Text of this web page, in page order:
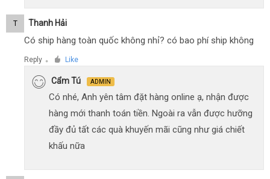
T Thanh Hải
Có ship hàng toàn quốc không nhỉ? có bao phí ship không
Reply ● Like
Cẩm Tú ADMIN
Có nhé, Anh yên tâm đặt hàng online ạ, nhận được
hàng mới thanh toán tiền. Ngoài ra vẫn được hưỡng
đầy đủ tất các quà khuyến mãi cũng như giá chiết
khấu nữa